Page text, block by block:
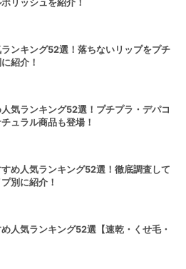
リッシュを紹介！
ンキング52選！落ちないリップをプチ
紹介！
気ランキング52選！プチプラ・デパコ
ュラル商品も登場！
め人気ランキング52選！徹底調査して
別に紹介！
人気ランキング52選【速乾・くせ毛・